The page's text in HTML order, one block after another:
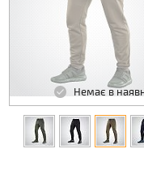
Немає в